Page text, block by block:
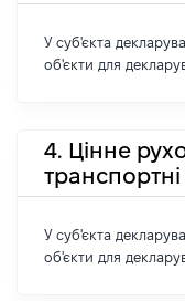
У суб'єкта
об'єкти для
4. Цінне
У суб'єкта
об'єкти для